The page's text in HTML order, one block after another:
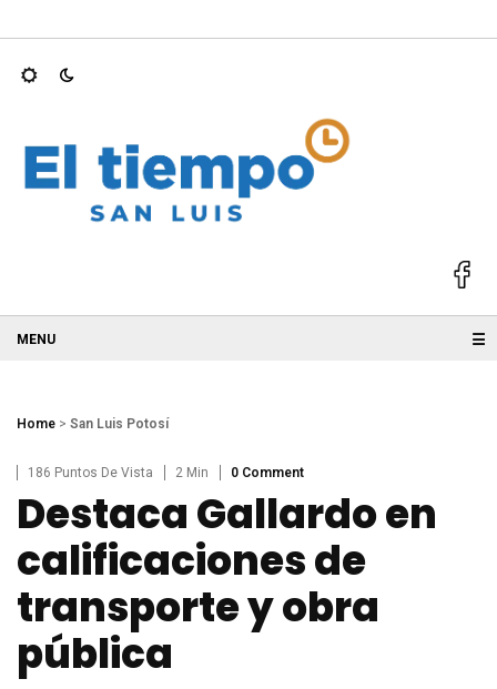
☰
Home > San Luis Potosí
186 Puntos De Vista 2 Min 0 Comment
Destaca Gallardo en
calificaciones de
transporte y obra
pública